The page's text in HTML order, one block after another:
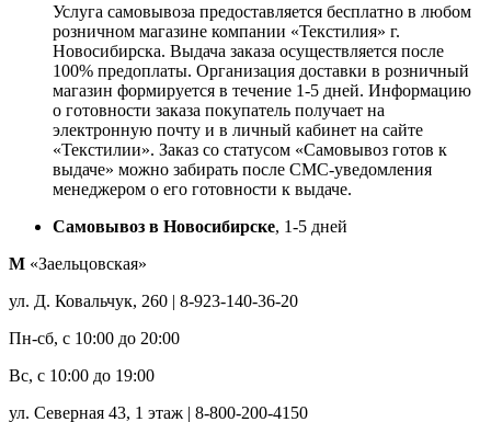
Услуга самовывоза предоставляется бесплатно в любом
розничном магазине компании «Текстилия» г.
Новосибирска. Выдача заказа осуществляется после
100% предоплаты. Организация доставки в розничный
магазин формируется в течение 1-5 дней. Информацию
о готовности заказа покупатель получает на
электронную почту и в личный кабинет на сайте
«Текстилии». Заказ со статусом «Самовывоз готов к
выдаче» можно забирать после СМС-уведомления
менеджером о его готовности к выдаче.
Самовывоз в Новосибирске, 1-5 дней
М «Заельцовская»
ул. Д. Ковальчук, 260 | 8-923-140-36-20
Пн-сб, с 10:00 до 20:00
Вс, с 10:00 до 19:00
ул. Северная 43, 1 этаж | 8-800-200-4150